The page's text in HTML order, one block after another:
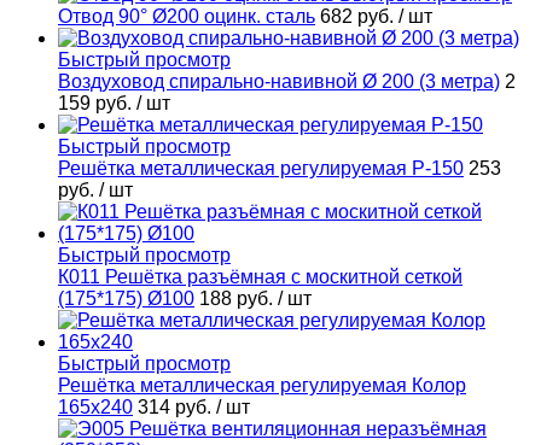
Отвод 90° Ø200 оцинк. сталь 682 руб. / шт
Быстрый просмотр
Воздуховод спирально-навивной Ø 200 (3 метра) 2
159 руб. / шт
Быстрый просмотр
Решётка металлическая регулируемая Р-150 253
руб. / шт
Быстрый просмотр
К011 Решётка разъёмная с москитной сеткой
(175*175) Ø100 188 руб. / шт
Быстрый просмотр
Решётка металлическая регулируемая Колор
165х240 314 руб. / шт